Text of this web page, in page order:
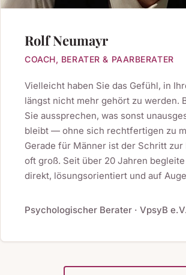
Rolf Neumayr
COACH, BERATER & PAARBERATER
Vielleicht haben Sie das Gefühl, in
längst nicht mehr gehört zu werden.
Sie aussprechen, was sonst
bleibt — ohne sich rechtfertigen zu
Gerade für Männer ist der Schritt zur
oft groß. Seit über 20 Jahren begleite
direkt, lösungsorientiert und auf
Psychologischer Berater · VpsyB